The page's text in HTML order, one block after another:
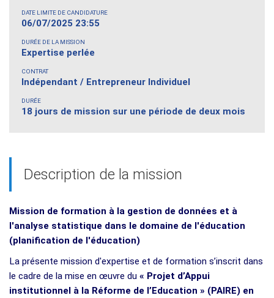
DATE LIMITE DE CANDIDATURE
06/07/2025 23:55
DURÉE DE LA MISSION
Expertise perlée
CONTRAT
Indépendant / Entrepreneur Individuel
DURÉE
18 jours de mission sur une période de deux mois
Description de la mission
Mission de formation à la gestion de données et à
l'analyse statistique dans le domaine de l'éducation
(planification de l'éducation)
La présente mission d'expertise et de formation s’inscrit dans
le cadre de la mise en œuvre du « Projet d’Appui
institutionnel à la Réforme de l’Education » (PAIRE) en